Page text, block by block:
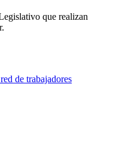
que realizan